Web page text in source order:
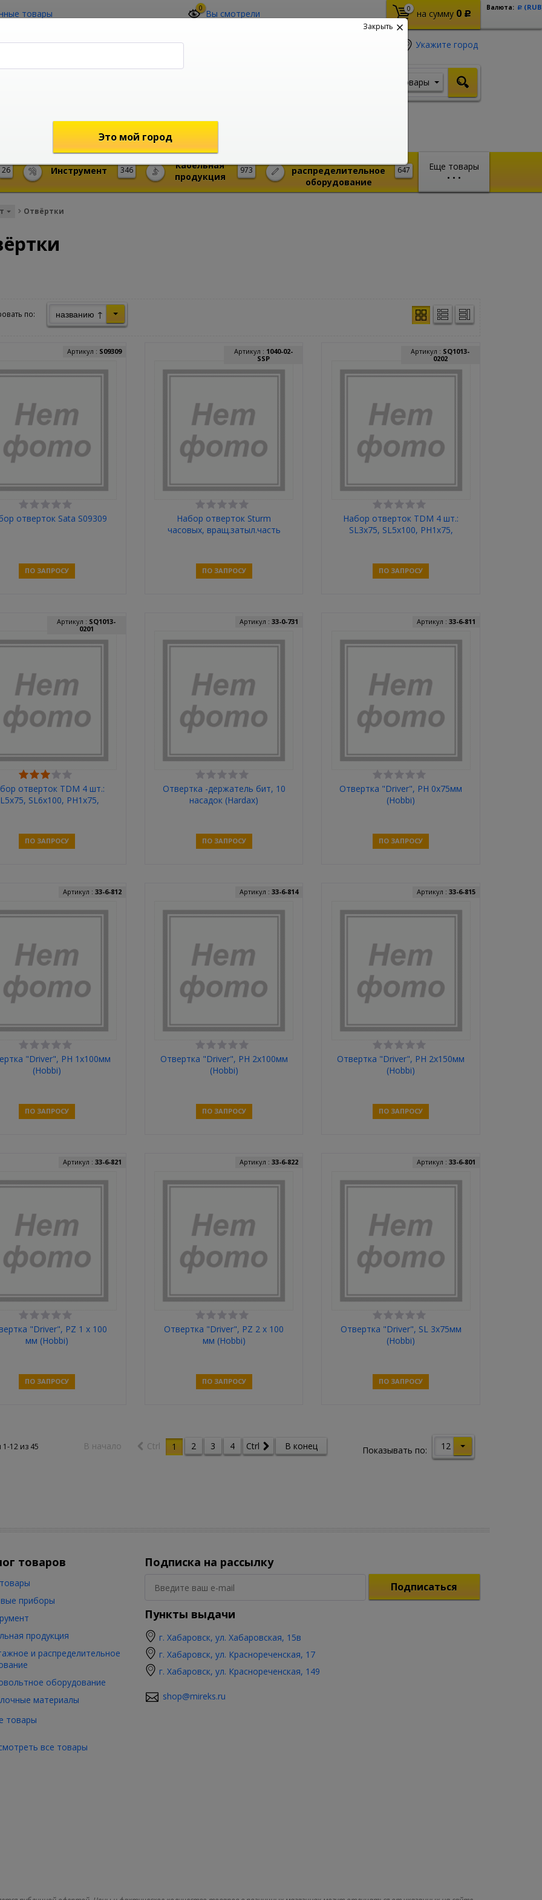
товары 0 Вы смотрели 0 на сумму 0 Р
Валюта: Р
Укажите город
shop@mireks.ru
Товары
Еще товары
• • •
26 346
Инструмент 973
Кабельная
продукция
647
распределительное
оборудование
Отвёртки
по: названию ↑
отверток Sata S09309
Артикул : S09309
ПО ЗАПРОСУ
Набор отверток Sturm
часовых, вращ.затыл.часть
Артикул : 1040-02-
SSP
ПО ЗАПРОСУ
Набор отверток TDM 4 шт.:
SL3x75, SL5х100, PH1х75,
Артикул : SQ1013-
0202
ПО ЗАПРОСУ
отверток TDM 4 шт.:
SL6х100, PH1х75,
Артикул : SQ1013-
0201
ПО ЗАПРОСУ
Отвертка -держатель бит, 10
насадок (Hardax)
Артикул :33-0-731
ПО ЗАПРОСУ
Отвертка "Driver", PH 0х75мм
(Hobbi)
Артикул : 33-6-811
ПО ЗАПРОСУ
"Driver", PH 1х100мм
(Hobbi)
Артикул : 33-6-812
ПО ЗАПРОСУ
Отвертка "Driver", PH 2х100мм
(Hobbi)
Артикул :33-6-814
ПО ЗАПРОСУ
Отвертка "Driver", PH 2х150мм
(Hobbi)
Артикул : 33-6-815
ПО ЗАПРОСУ
"Driver", PZ 1 x 100
мм (Hobbi)
Артикул : 33-6-821
ПО ЗАПРОСУ
Отвертка "Driver", PZ 2 x 100
мм (Hobbi)
Артикул :33-6-822
ПО ЗАПРОСУ
Отвертка "Driver", SL 3х75мм
(Hobbi)
Артикул : 33-6-801
ПО ЗАПРОСУ
Показывать по: 12
12 из 45 В начало Ctrl 1 2 3 4 Ctrl В конец
товаров
товары
приборы
продукция
и распределительное
оборудование
материалы
все товары
Подписка на рассылку
Подписаться
Пункты выдачи
г. Хабаровск, ул. Хабаровская, 15в
г. Хабаровск, ул. Краснореченская, 17
г. Хабаровск, ул. Краснореченская, 149
shop@mireks.ru
Закрыть
Это мой город